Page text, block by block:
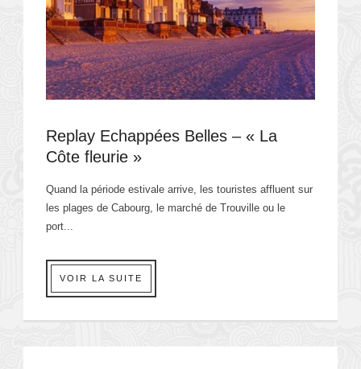
Replay Echappées Belles – « La
Côte fleurie »
Quand la période estivale arrive, les touristes affluent sur
les plages de Cabourg, le marché de Trouville ou le
port...
VOIR LA SUITE